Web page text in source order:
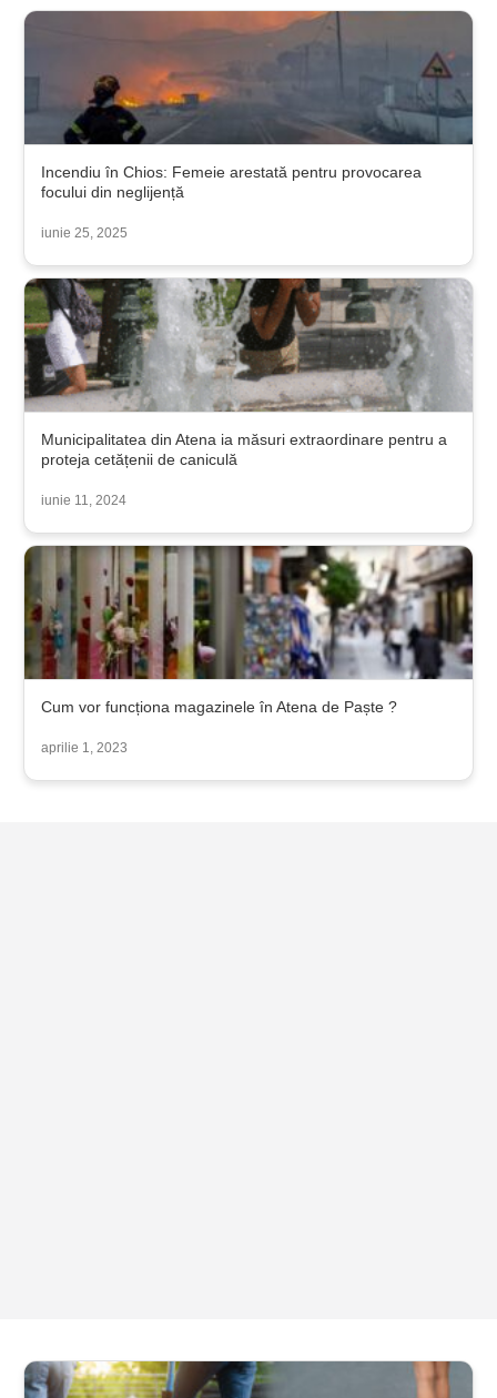
Incendiu în Chios: Femeie arestată pentru provocarea
focului din neglijență
iunie 25, 2025
Municipalitatea din Atena ia măsuri extraordinare pentru a
proteja cetățenii de caniculă
iunie 11, 2024
Cum vor funcționa magazinele în Atena de Paște ?
aprilie 1, 2023